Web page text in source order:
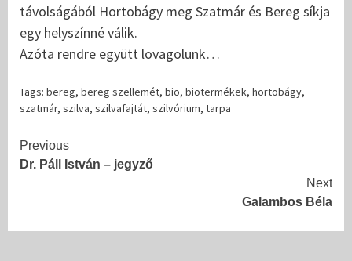
távolságából Hortobágy meg Szatmár és Bereg síkja
egy helyszínné válik.
Azóta rendre együtt lovagolunk…
Tags: bereg, bereg szellemét, bio, biotermékek, hortobágy,
szatmár, szilva, szilvafajtát, szilvórium, tarpa
Continue
Reading
Previous
Dr. Páll István – jegyző
Next
Galambos Béla